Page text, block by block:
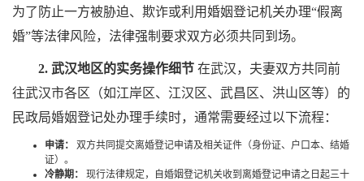
为了防止一方被胁迫、欺诈或利用婚姻登记机关办理“假离
婚”等法律风险，法律强制要求双方必须共同到场。
2. 武汉地区的实务操作细节 在武汉，夫妻双方共同前
往武汉市各区（如江岸区、江汉区、武昌区、洪山区等）的
民政局婚姻登记处办理手续时，通常需要经过以下流程：
申请：
双方共同提交离婚登记申请及相关证件（身份证、户口本、结婚
证）。
冷静期：
现行法律规定，自婚姻登记机关收到离婚登记申请之日起三十